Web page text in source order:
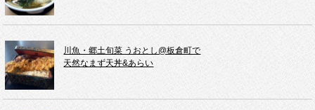
川魚・郷土旬菜 うおとし@板倉町で
天然なまず天丼&あらい